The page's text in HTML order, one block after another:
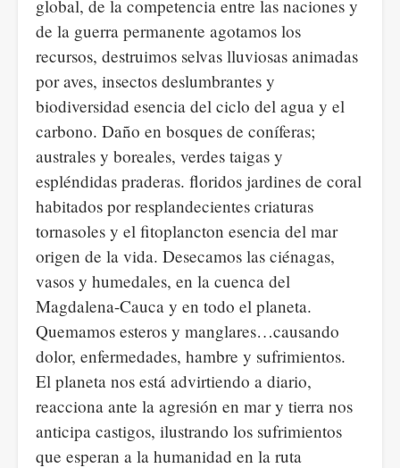
global, de la competencia entre las naciones y
de la guerra permanente agotamos los
recursos, destruimos selvas lluviosas animadas
por aves, insectos deslumbrantes y
biodiversidad esencia del ciclo del agua y el
carbono. Daño en bosques de coníferas;
australes y boreales, verdes taigas y
espléndidas praderas. floridos jardines de coral
habitados por resplandecientes criaturas
tornasoles y el fitoplancton esencia del mar
origen de la vida. Desecamos las ciénagas,
vasos y humedales, en la cuenca del
Magdalena-Cauca y en todo el planeta.
Quemamos esteros y manglares…causando
dolor, enfermedades, hambre y sufrimientos.
El planeta nos está advirtiendo a diario,
reacciona ante la agresión en mar y tierra nos
anticipa castigos, ilustrando los sufrimientos
que esperan a la humanidad en la ruta